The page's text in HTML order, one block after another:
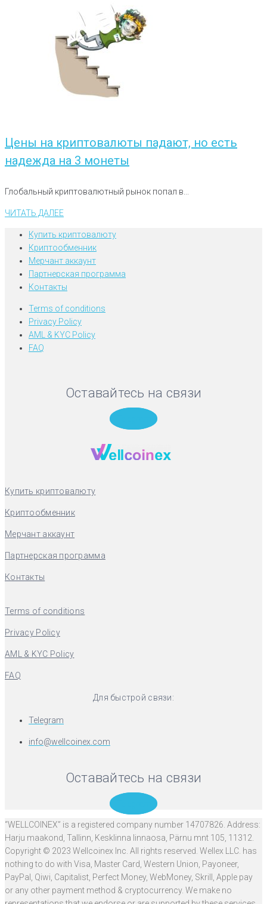
Цены на криптовалюты падают, но есть
надежда на 3 монеты
Глобальный криптовалютный рынок попал в...
ЧИТАТЬ ДАЛЕЕ
Купить криптовалюту
Криптообменник
Мерчант аккаунт
Партнерская программа
Контакты
Terms of conditions
Privacy Policy
AML & KYC Policy
FAQ
Оставайтесь на связи
Купить криптовалюту
Криптообменник
Мерчант аккаунт
Партнерская программа
Контакты
Terms of conditions
Privacy Policy
AML & KYC Policy
FAQ
Для быстрой связи:
Telegram
info@wellcoinex.com
Оставайтесь на связи
“WELLCOINEX” is a registered company number 14707826. Address:
Harju maakond, Tallinn, Kesklinna linnaosa, Pärnu mnt 105, 11312.
Copyright © 2023 Wellcoinex Inc. All rights reserved. Wellex LLC. has
nothing to do with Visa, Master Card, Western Union, Payoneer,
PayPal, Qiwi, Capitalist, Perfect Money, WebMoney, Skrill, Apple pay
or any other payment method & cryptocurrency. We make no